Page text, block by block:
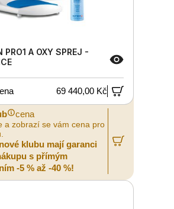
PRO1 A OXY SPREJ -
69 440,00 Kč
cena
a zobrazí se vám cena pro
klubu mají garanci
s přímým
-5 % až -40 %!